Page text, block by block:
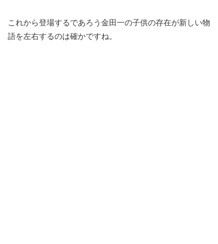
これから登場するであろう金田一の子供の存在が新しい物
語を左右するのは確かですね。